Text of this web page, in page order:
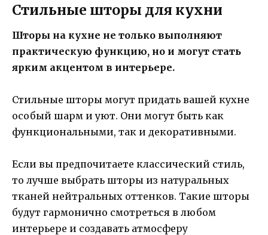
Стильные шторы для кухни
Шторы на кухне не только выполняют
практическую функцию, но и могут стать
ярким акцентом в интерьере.
Стильные шторы могут придать вашей кухне
особый шарм и уют. Они могут быть как
функциональными, так и декоративными.
Если вы предпочитаете классический стиль,
то лучше выбрать шторы из натуральных
тканей нейтральных оттенков. Такие шторы
будут гармонично смотреться в любом
интерьере и создавать атмосферу